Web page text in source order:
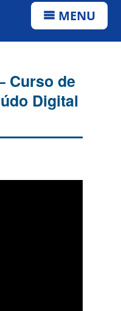
MENU
Curso de
Digital